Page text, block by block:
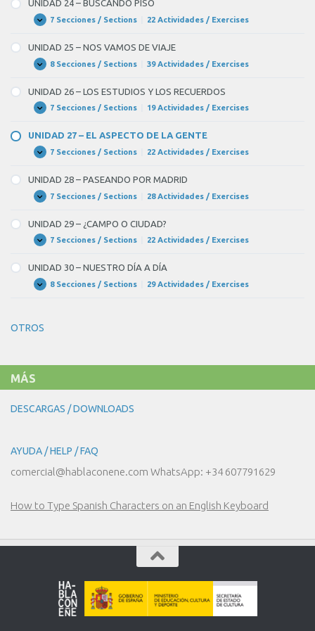
UNA
ENTREVISTA
DE
UNIDAD 24 – BUSCANDO PISO
Expandir
UNIDAD
–
BUSCANDO
PISO
7 Secciones / Sections 22 Actividades / Exercises
UNIDAD 25 – NOS VAMOS DE VIAJE
Expandir
UNIDAD
–
NOS
VAMOS
DE
8 Secciones / Sections 39 Actividades / Exercises
UNIDAD 26 – LOS ESTUDIOS Y LOS RECUERDOS
Expandir
UNIDAD
–
LOS
ESTUDIOS
Y
RECUERDOS
7 Secciones / Sections 19 Actividades / Exercises
UNIDAD 27 – EL ASPECTO DE LA GENTE
Expandir
UNIDAD
–
EL
ASPECTO
DE
GENTE
7 Secciones / Sections 22 Actividades / Exercises
UNIDAD 28 – PASEANDO POR MADRID
Expandir
UNIDAD
–
PASEANDO
POR
MADRID
7 Secciones / Sections 28 Actividades / Exercises
UNIDAD 29 – ¿CAMPO O CIUDAD?
Expandir
UNIDAD
–
¿CAMPO
O
CIUDAD?
7 Secciones / Sections 22 Actividades / Exercises
UNIDAD 30 – NUESTRO DÍA A DÍA
Expandir
UNIDAD
DÍA
8 Secciones / Sections 29 Actividades / Exercises
OTROS
MÁS
DESCARGAS / DOWNLOADS
AYUDA / HELP / FAQ
comercial@hablaconene.com WhatsApp: +34 607791629
How to Type Spanish Characters on an English Keyboard